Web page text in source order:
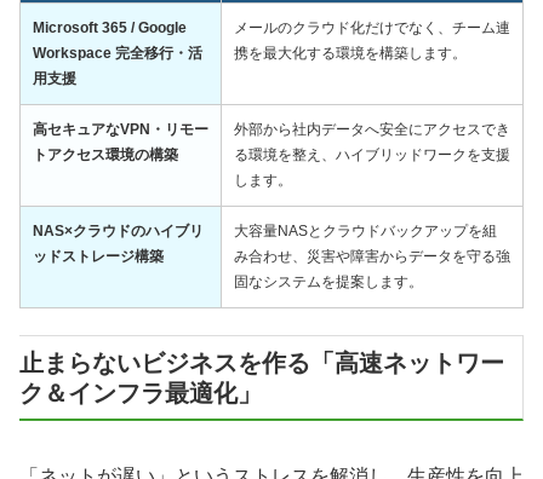
Microsoft 365 / Google
Workspace 完全移行・活
用支援
メールのクラウド化だけでなく、チーム連
携を最大化する環境を構築します。
高セキュアなVPN・リモー
トアクセス環境の構築
外部から社内データへ安全にアクセスでき
る環境を整え、ハイブリッドワークを支援
します。
NAS×クラウドのハイブリ
ッドストレージ構築
大容量NASとクラウドバックアップを組
み合わせ、災害や障害からデータを守る強
固なシステムを提案します。
止まらないビジネスを作る「高速ネットワー
ク＆インフラ最適化」